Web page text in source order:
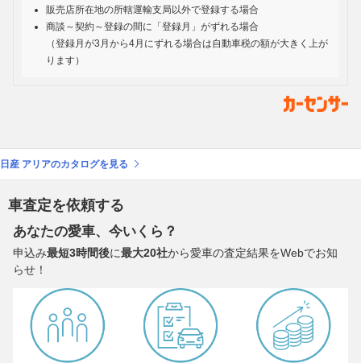
販売店所在地の所轄運輸支局以外で登録する場合
商談～契約～登録の間に「登録月」がずれる場合
（登録月が3月から4月にずれる場合は自動車税の額が大きく上が
ります）
日産 アリアのカタログを見る
車査定を依頼する
あなたの愛車、今いくら？
申込み最短3時間後に最大20社から愛車の査定結果をWebでお知
らせ！